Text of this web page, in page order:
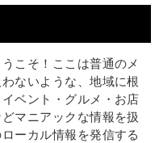
こそ！ここは普通のメ
ないような、地域に根
ベント・グルメ・お店
マニアックな情報を扱
ーカル情報を発信する